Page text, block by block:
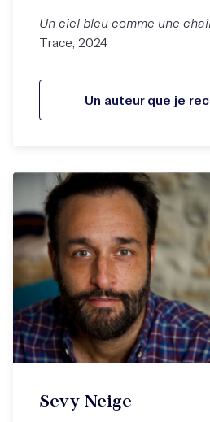
Un ciel bleu comme une
Trace, 2024
Un auteur que je
Sevy Neige